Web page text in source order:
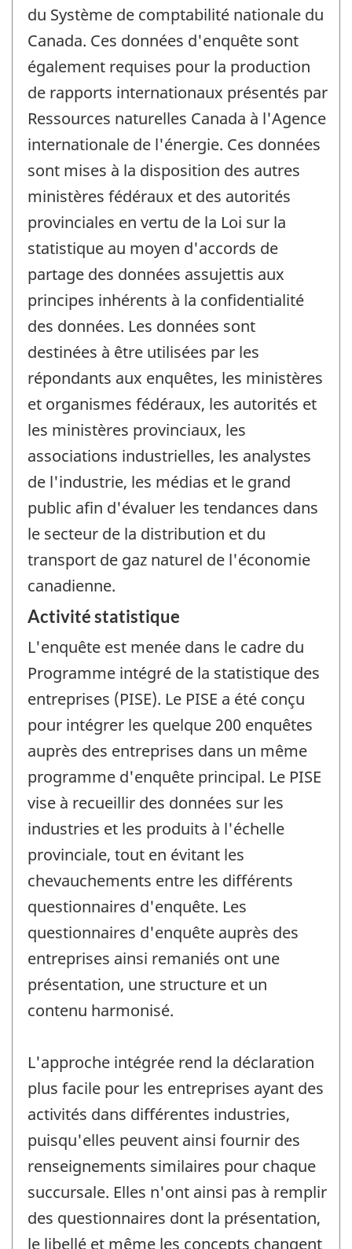
du Système de comptabilité nationale du
Canada. Ces données d'enquête sont
également requises pour la production
de rapports internationaux présentés par
Ressources naturelles Canada à l'Agence
internationale de l'énergie. Ces données
sont mises à la disposition des autres
ministères fédéraux et des autorités
provinciales en vertu de la Loi sur la
statistique au moyen d'accords de
partage des données assujettis aux
principes inhérents à la confidentialité
des données. Les données sont
destinées à être utilisées par les
répondants aux enquêtes, les ministères
et organismes fédéraux, les autorités et
les ministères provinciaux, les
associations industrielles, les analystes
de l'industrie, les médias et le grand
public afin d'évaluer les tendances dans
le secteur de la distribution et du
transport de gaz naturel de l'économie
canadienne.
Activité statistique
L'enquête est menée dans le cadre du
Programme intégré de la statistique des
entreprises (PISE). Le PISE a été conçu
pour intégrer les quelque 200 enquêtes
auprès des entreprises dans un même
programme d'enquête principal. Le PISE
vise à recueillir des données sur les
industries et les produits à l'échelle
provinciale, tout en évitant les
chevauchements entre les différents
questionnaires d'enquête. Les
questionnaires d'enquête auprès des
entreprises ainsi remaniés ont une
présentation, une structure et un
contenu harmonisé.
L'approche intégrée rend la déclaration
plus facile pour les entreprises ayant des
activités dans différentes industries,
puisqu'elles peuvent ainsi fournir des
renseignements similaires pour chaque
succursale. Elles n'ont ainsi pas à remplir
des questionnaires dont la présentation,
le libellé et même les concepts changent